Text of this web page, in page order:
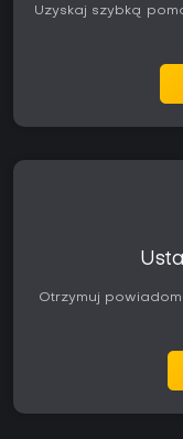
Uzyskaj szybką
Otrzymuj